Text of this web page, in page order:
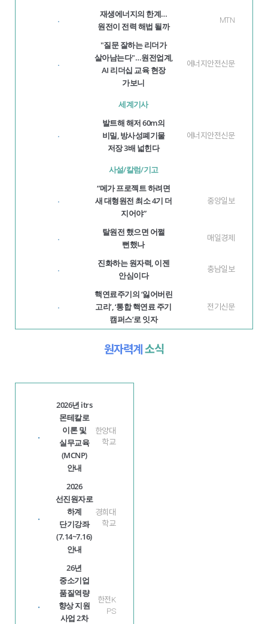
·
재생에너지의 한계…
원전이 전력 해법 될까
MTN
·
"질문 잘하는 리더가
살아남는다"…원전업계,
AI 리더십 교육 현장
가보니
에너지안전신문
세계기사
·
발트해 해저 60m의
비밀, 방사성폐기물
저장 3배 넓힌다
에너지안전신문
사설/칼럼/기고
·
“메가 프로젝트 하려면
새 대형원전 최소 4기 더
지어야”
중앙일보
·
탈원전 했으면 어쩔
뻔했나
매일경제
·
진화하는 원자력, 이젠
안심이다
충남일보
·
핵연료주기의 ‘잃어버린
고리’, ‘통합 핵연료 주기
캠퍼스’로 잇자
전기신문
원자력계소식
·
2026년 itrs
몬테칼로
이론 및
실무교육
(MCNP)
안내
한양대
학교
·
2026
선진원자로
하계
단기강좌
(7.14~7.16)
안내
경희대
학교
·
26년
중소기업
품질역량
향상 지원
사업 2차
한전K
PS